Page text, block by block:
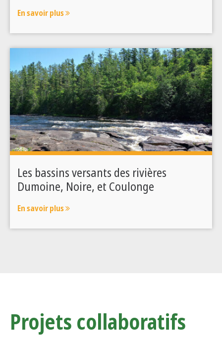
En savoir plus
Les bassins versants des rivières
Dumoine, Noire, et Coulonge
En savoir plus
Projets collaboratifs